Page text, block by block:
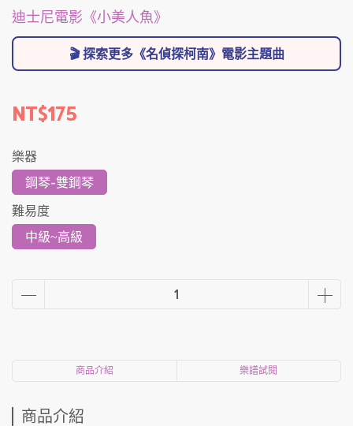
迪士尼電影《小美人魚》
🎬 探索更多《名偵探柯南》電影主題曲
NT$175
樂器
鋼琴-雙鋼琴
難易度
中級~高級
商品介紹 樂譜試閱
商品介紹